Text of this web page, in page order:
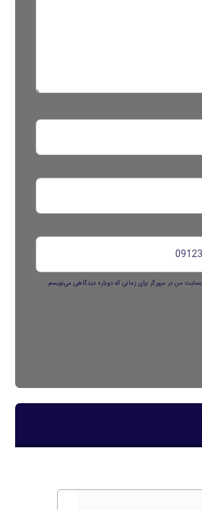
من در مرورگر برای زمانی که دوباره دیدگاهی می‌نویسم.